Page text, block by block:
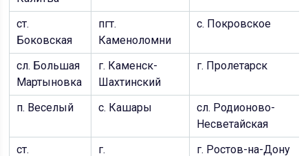
ст.
Боковская
пгт.
Каменоломни
с. Покровское
сл. Большая
Мартыновка
г. Каменск-
Шахтинский
г. Пролетарск
п. Веселый с. Кашары
сл. Родионово-
Несветайская
ст.
г. г. Ростов-на-Дону